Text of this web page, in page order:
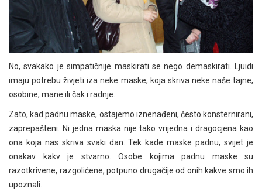
No, svakako je simpatičnije maskirati se nego demaskirati. Ljuidi
imaju potrebu živjeti iza neke maske, koja skriva neke naše tajne,
osobine, mane ili čak i radnje.
Zato, kad padnu maske, ostajemo iznenađeni, često konsternirani,
zaprepašteni. Ni jedna maska nije tako vrijedna i dragocjena kao
ona koja nas skriva svaki dan. Tek kade maske padnu, svijet je
onakav kakv je stvarno. Osobe kojima padnu maske su
razotkrivene, razgolićene, potpuno drugačije od onih kakve smo ih
upoznali.